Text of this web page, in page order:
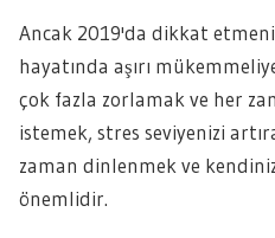
Ancak 2019'da dikkat
hayatında aşırı
çok fazla zorlamak ve her
istemek, stres seviyenizi
zaman dinlenmek ve
önemlidir.